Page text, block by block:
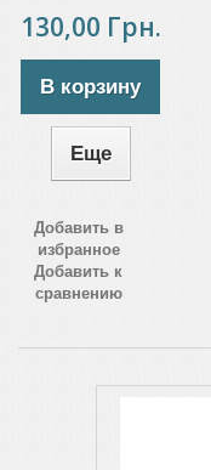
130,00 Грн.
В корзину
Еще
Добавить в
избранное
Добавить к
сравнению